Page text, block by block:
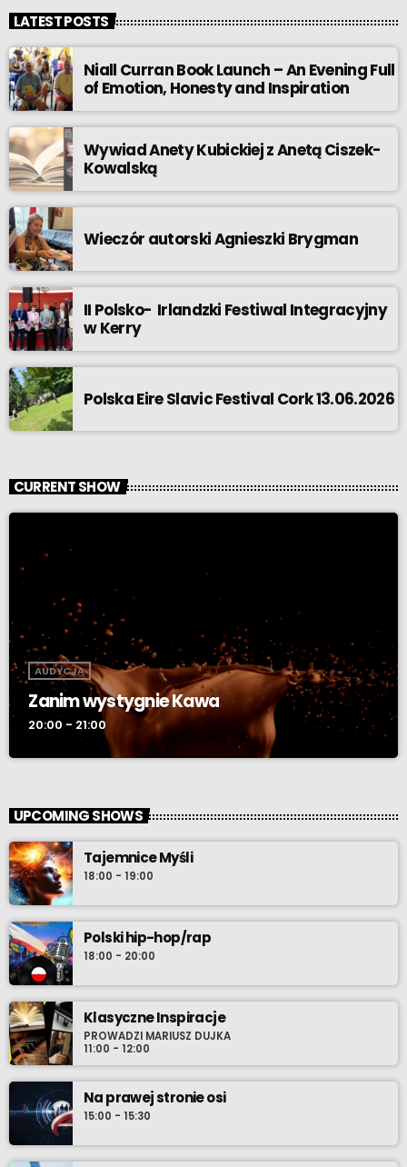
LATEST POSTS
Niall Curran Book Launch – An Evening Full
of Emotion, Honesty and Inspiration
Wywiad Anety Kubickiej z Anetą Ciszek-
Kowalską
Wieczór autorski Agnieszki Brygman
II Polsko- Irlandzki Festiwal Integracyjny
w Kerry
Polska Eire Slavic Festival Cork 13.06.2026
CURRENT SHOW
AUDYCJA
Zanim wystygnie Kawa
20:00 - 21:00
UPCOMING SHOWS
Tajemnice Myśli
18:00 - 19:00
Polski hip-hop/rap
18:00 - 20:00
Klasyczne Inspiracje
PROWADZI MARIUSZ DUJKA
11:00 - 12:00
Na prawej stronie osi
15:00 - 15:30